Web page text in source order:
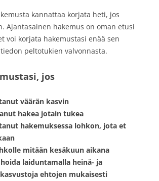
kannattaa korjata heti, jos
Ajantasainen hakemus on oman etusi
voi korjata hakemustasi enää sen
peltotukien valvonnasta.
jos
väärän kasvin
hakea jotain tukea
hakemuksessa lohkon, jota et
mitään kesäkuun aikana
laiduntamalla heinä- ja
ehtojen mukaisesti